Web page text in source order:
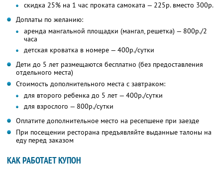
скидка 25% на 1 час проката самоката — 225р. вместо 300р.
Доплаты по желанию:
аренда мангальной площадки (мангал, решетка) — 800р./2
часа
детская кроватка в номере — 400р./сутки
Дети до 5 лет размещаются бесплатно (без предоставления
отдельного места)
Стоимость дополнительного места с завтраком:
для второго ребенка до 5 лет — 400р./сутки
для взрослого — 800р./сутки
Оплатите дополнительное место на ресепшене при заезде
При посещении ресторана предъявляйте выданные талоны на
еду перед заказом
КАК РАБОТАЕТ КУПОН